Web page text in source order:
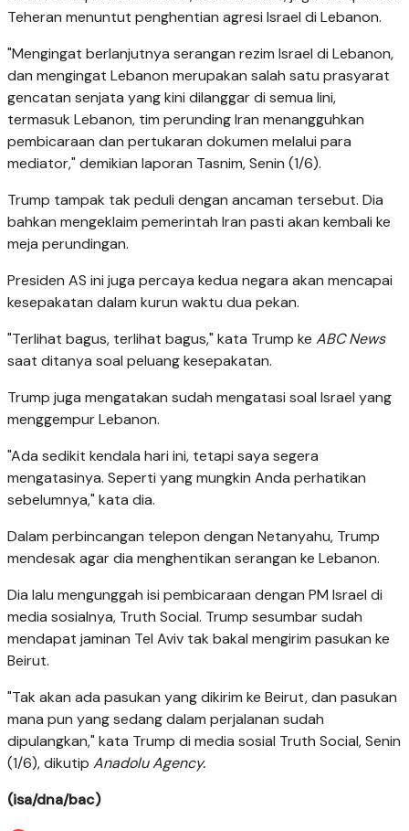
Teheran menuntut penghentian agresi Israel di Lebanon.
"Mengingat berlanjutnya serangan rezim Israel di Lebanon,
dan mengingat Lebanon merupakan salah satu prasyarat
gencatan senjata yang kini dilanggar di semua lini,
termasuk Lebanon, tim perunding Iran menangguhkan
pembicaraan dan pertukaran dokumen melalui para
mediator," demikian laporan Tasnim, Senin (1/6).
Trump tampak tak peduli dengan ancaman tersebut. Dia
bahkan mengeklaim pemerintah Iran pasti akan kembali ke
meja perundingan.
Presiden AS ini juga percaya kedua negara akan mencapai
kesepakatan dalam kurun waktu dua pekan.
"Terlihat bagus, terlihat bagus," kata Trump ke ABC News
saat ditanya soal peluang kesepakatan.
Trump juga mengatakan sudah mengatasi soal Israel yang
menggempur Lebanon.
"Ada sedikit kendala hari ini, tetapi saya segera
mengatasinya. Seperti yang mungkin Anda perhatikan
sebelumnya," kata dia.
Dalam perbincangan telepon dengan Netanyahu, Trump
mendesak agar dia menghentikan serangan ke Lebanon.
Dia lalu mengunggah isi pembicaraan dengan PM Israel di
media sosialnya, Truth Social. Trump sesumbar sudah
mendapat jaminan Tel Aviv tak bakal mengirim pasukan ke
Beirut.
"Tak akan ada pasukan yang dikirim ke Beirut, dan pasukan
mana pun yang sedang dalam perjalanan sudah
dipulangkan," kata Trump di media sosial Truth Social, Senin
(1/6), dikutip Anadolu Agency.
(isa/dna/bac)